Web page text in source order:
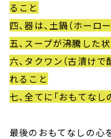
ること
四、器は、土鍋（ホーロ
五、スープが沸騰した
六、タクワン（古漬け
れること
七、全てに「おもてな
最後のおもてなしの心